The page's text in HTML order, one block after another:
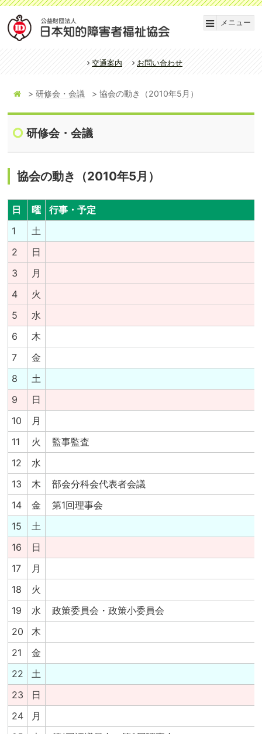
メニュー
交通案内 お問い合わせ
研修会・会議 協会の動き（2010年5月）
研修会・会議
協会の動き（2010年5月）
日 曜
行事・予定
1
土
2
日
3
月
4
火
5
水
6
木
7
金
8
土
9
日
10
月
11
火
監事監査
12
水
13
木
部会分科会代表者会議
14
金
第1回理事会
15
土
16
日
17
月
18
火
19
水
政策委員会・政策小委員会
20
木
21
金
22
土
23
日
24
月